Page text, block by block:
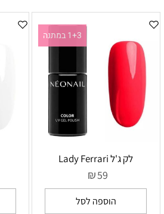
1+3 במתנה
לק ג'ל Lady Ferrari
₪59
הוספה לסל